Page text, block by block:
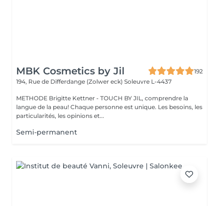
MBK Cosmetics by Jil
192
194, Rue de Differdange (Zolwer eck) Soleuvre L-4437
METHODE Brigitte Kettner - TOUCH BY JIL, comprendre la
langue de la peau! Chaque personne est unique. Les besoins, les
particularités, les opinions et...
Semi-permanent